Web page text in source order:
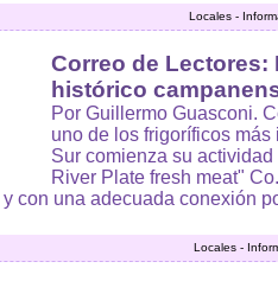
Locales -
Correo de Lectores:
histórico
Por Guillermo Guasconi.
uno de los frigoríficos
Sur comienza su
River Plate fresh meat"
con una adecuada conexión
Locales -